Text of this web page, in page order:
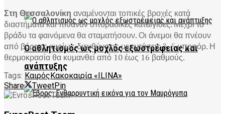
Ο αθλητισμός ως μοχλός εξωστρέφειας και
ανάπτυξης
Στη Θεσσαλονίκη αναμένονται τοπικές βροχές κατά
διαστήματα και πιθανόν σποραδικές καταιγίδες. Μέχρι το
βράδυ τα φαινόμενα θα σταματήσουν. Οι άνεμοι θα πνέουν
από βόρειες κυρίως διευθύνσεις με εντάσεις 3-5 μποφόρ. Η
θερμοκρασία θα κυμανθεί από 10 έως 16 βαθμούς.
Tags: ΚαιρόςΚακοκαιρία «ILINA»
Share
TweetPin